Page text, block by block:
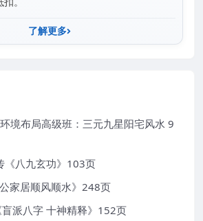
了解更多
境布局高级班：三元九星阳宅风水 9
八九玄功》103页
家居顺风顺水》248页
派八字 十神精释》152页